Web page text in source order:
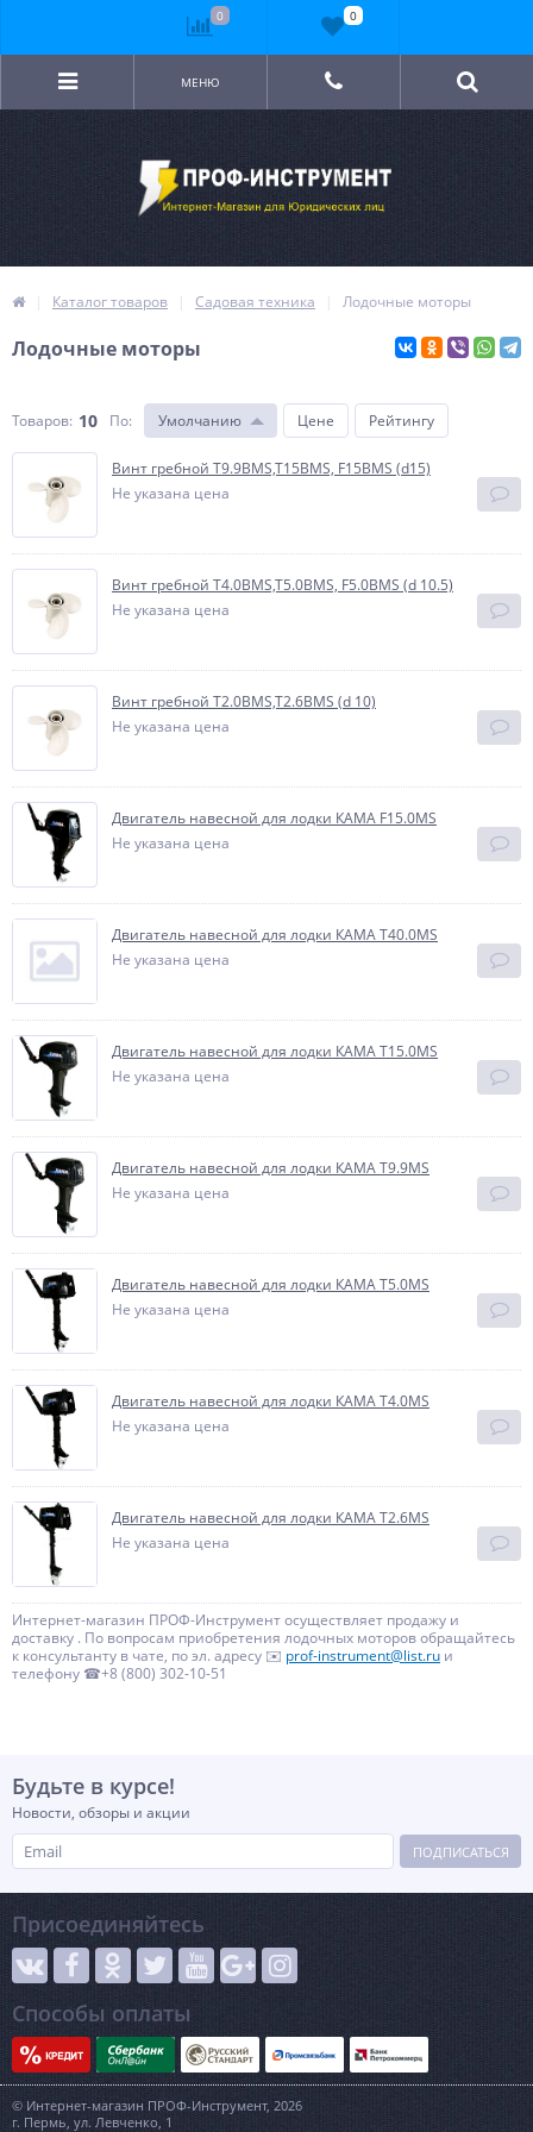
МЕНЮ
Каталог товаров Садовая техника Лодочные моторы
Лодочные моторы
Товаров: 10 По: Умолчанию Цене Рейтингу
Винт гребной T9.9BMS,T15BMS, F15BMS (d15)
Не указана цена
Винт гребной T4.0BMS,T5.0BMS, F5.0BMS (d 10.5)
Не указана цена
Винт гребной T2.0BMS,T2.6BMS (d 10)
Не указана цена
Двигатель навесной для лодки КАМА F15.0MS
Не указана цена
Двигатель навесной для лодки КАМА T40.0MS
Не указана цена
Двигатель навесной для лодки КАМА T15.0MS
Не указана цена
Двигатель навесной для лодки КАМА T9.9MS
Не указана цена
Двигатель навесной для лодки КАМА T5.0MS
Не указана цена
Двигатель навесной для лодки КАМА T4.0MS
Не указана цена
Двигатель навесной для лодки КАМА T2.6MS
Не указана цена
Интернет-магазин ПРОФ-Инструмент осуществляет продажу и
доставку . По вопросам приобретения лодочных моторов обращайтесь
к консультанту в чате, по эл. адресу ✉️ prof-instrument@list.ru и
телефону ☎+8 (800) 302-10-51
Будьте в курсе!
Новости, обзоры и акции
ПОДПИСАТЬСЯ
Присоединяйтесь
Способы оплаты
© Интернет-магазин ПРОФ-Инструмент, 2026
г. Пермь, ул. Левченко, 1
0 0